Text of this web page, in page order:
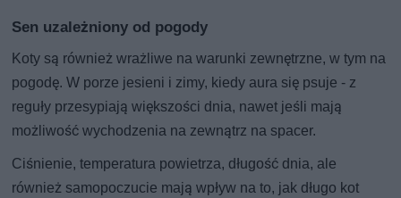
Sen uzależniony od pogody
Koty są również wrażliwe na warunki zewnętrzne, w tym na
pogodę. W porze jesieni i zimy, kiedy aura się psuje - z
reguły przesypiają większości dnia, nawet jeśli mają
możliwość wychodzenia na zewnątrz na spacer.
Ciśnienie, temperatura powietrza, długość dnia, ale
również samopoczucie mają wpływ na to, jak długo kot